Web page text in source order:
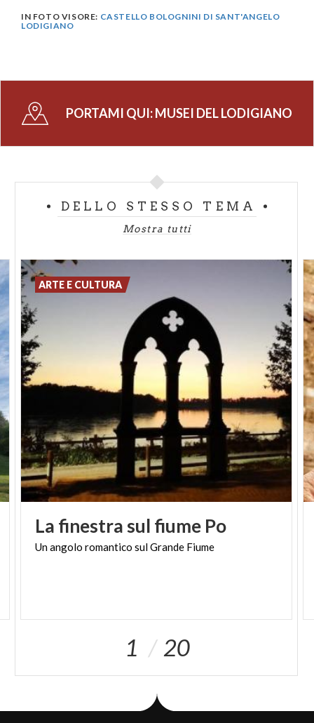
IN FOTO VISORE: CASTELLO BOLOGNINI DI SANT'ANGELO
LODIGIANO
PORTAMI QUI:MUSEI DEL LODIGIANO
DELLO STESSO TEMA
Mostra tutti
La finestra sul fiume Po
Unangolo romantico sulGrande Fiume
ARTE E CULTURA
1 20